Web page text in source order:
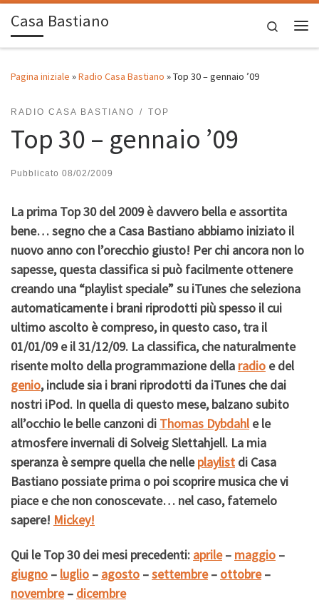
Passa al contenuto
Casa Bastiano
Search
Pagina iniziale »Radio Casa Bastiano »Top 30 – gennaio ’09
RADIO CASA BASTIANO TOP
Top 30 – gennaio ’09
Pubblicato 08/02/2009
La prima Top 30 del 2009 è davvero bella e assortita
bene… segno che a Casa Bastiano abbiamo iniziato il
nuovo anno con l’orecchio giusto! Per chi ancora non lo
sapesse, questa classifica si può facilmente ottenere
creando una “playlist speciale” su iTunes che seleziona
automaticamente i brani riprodotti più spesso il cui
ultimo ascolto è compreso, in questo caso, tra il
01/01/09 e il 31/12/09. La classifica, che naturalmente
risente molto della programmazione della radio e del
genio, include sia i brani riprodotti da iTunes che dai
nostri iPod. In quella di questo mese, balzano subito
all’occhio le belle canzoni di Thomas Dybdahle le
atmosfere invernali di Solveig Slettahjell. La mia
speranza è sempre quella che nelleplaylist di Casa
Bastiano possiate prima o poi scoprire musica che vi
piace e che non conoscevate… nel caso, fatemelo
sapere! Mickey!
Qui le Top 30 dei mesi precedenti: aprile– maggio –
giugno – luglio – agosto –settembre– ottobre–
novembre– dicembre